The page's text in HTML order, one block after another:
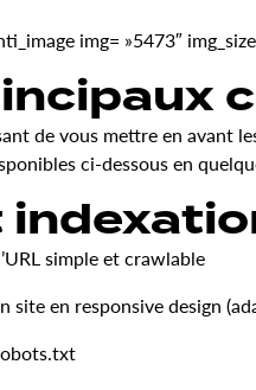
img= »5473″
de vous mettre en avant
ci-dessous en
simple et crawlable
site en responsive design